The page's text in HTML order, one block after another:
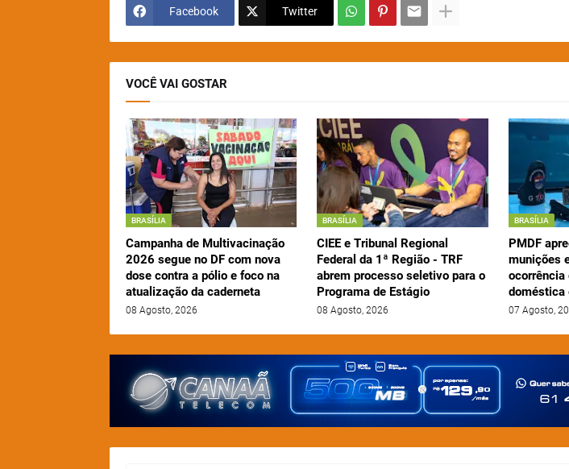
Facebook Twitter
VOCÊ VAI GOSTAR
BRASÍLIA
Campanha de Multivacinação
2026 segue no DF com nova
dose contra a pólio e foco na
atualização da caderneta
08 Agosto, 2026
BRASÍLIA
CIEE e Tribunal Regional
Federal da 1ª Região - TRF
abrem processo seletivo para o
Programa de Estágio
08 Agosto, 2026
BRASÍLIA
PMDF
munições
ocorrência
doméstica
07 Agosto,